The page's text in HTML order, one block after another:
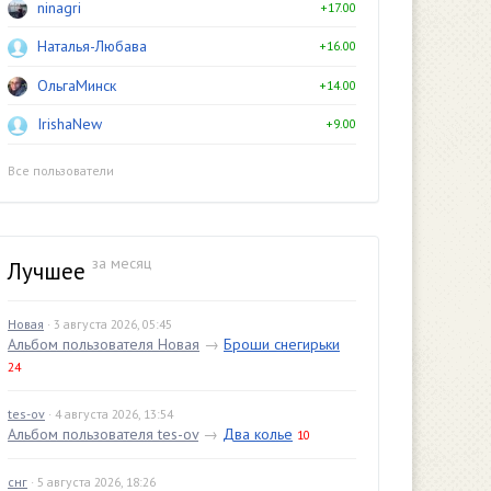
ninagri +17.00
Наталья-Любава +16.00
ОльгаМинск +14.00
IrishaNew +9.00
Все пользователи
Лучшее за месяц
Новая · 3 августа 2026, 05:45
Альбом пользователя Новая → Броши снегирьки
24
tes-ov · 4 августа 2026, 13:54
Альбом пользователя tes-ov→ Два колье 10
снг · 5 августа 2026, 18:26